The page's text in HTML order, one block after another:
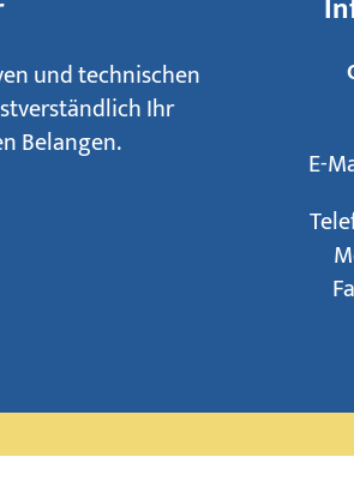
und technischen
Ihr
Belangen.
E-